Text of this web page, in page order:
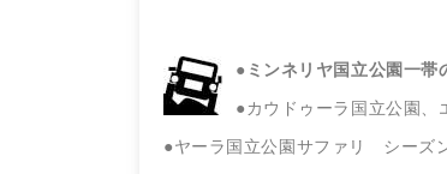
● ミンネリヤ国立公園一
●カウドゥーラ国立公園、
●ヤーラ国立公園サファリ シーズ